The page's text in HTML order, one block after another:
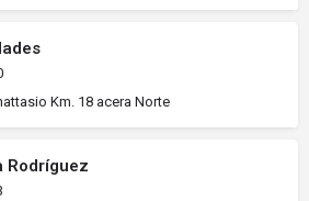
Km. 18 acera Norte
Rodríguez